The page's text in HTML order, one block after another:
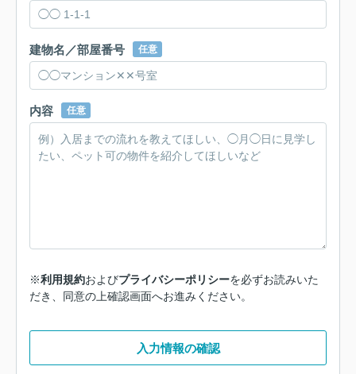
建物名／部屋番号 任意
内容 任意
※利用規約およびプライバシーポリシーを必ずお読みいた
だき、同意の上確認画面へお進みください。
入力情報の確認